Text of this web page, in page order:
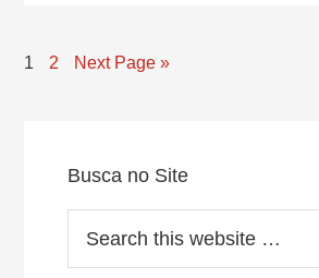
Page
1 Page
2 Next Page »
Sidebar
Busca no Site
this